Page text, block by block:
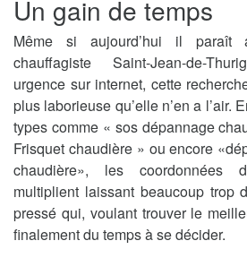
Un gain de temps
Même si aujourd’hui il
chauffagiste Saint-Jean-de-
urgence sur internet, cette
plus laborieuse qu’elle n’en a l’air.
types comme « sos dépannage
Frisquet chaudière » ou encore
chaudière», les coordonnées
multiplient laissant beaucoup trop
pressé qui, voulant trouver le
finalement du temps à se décider.